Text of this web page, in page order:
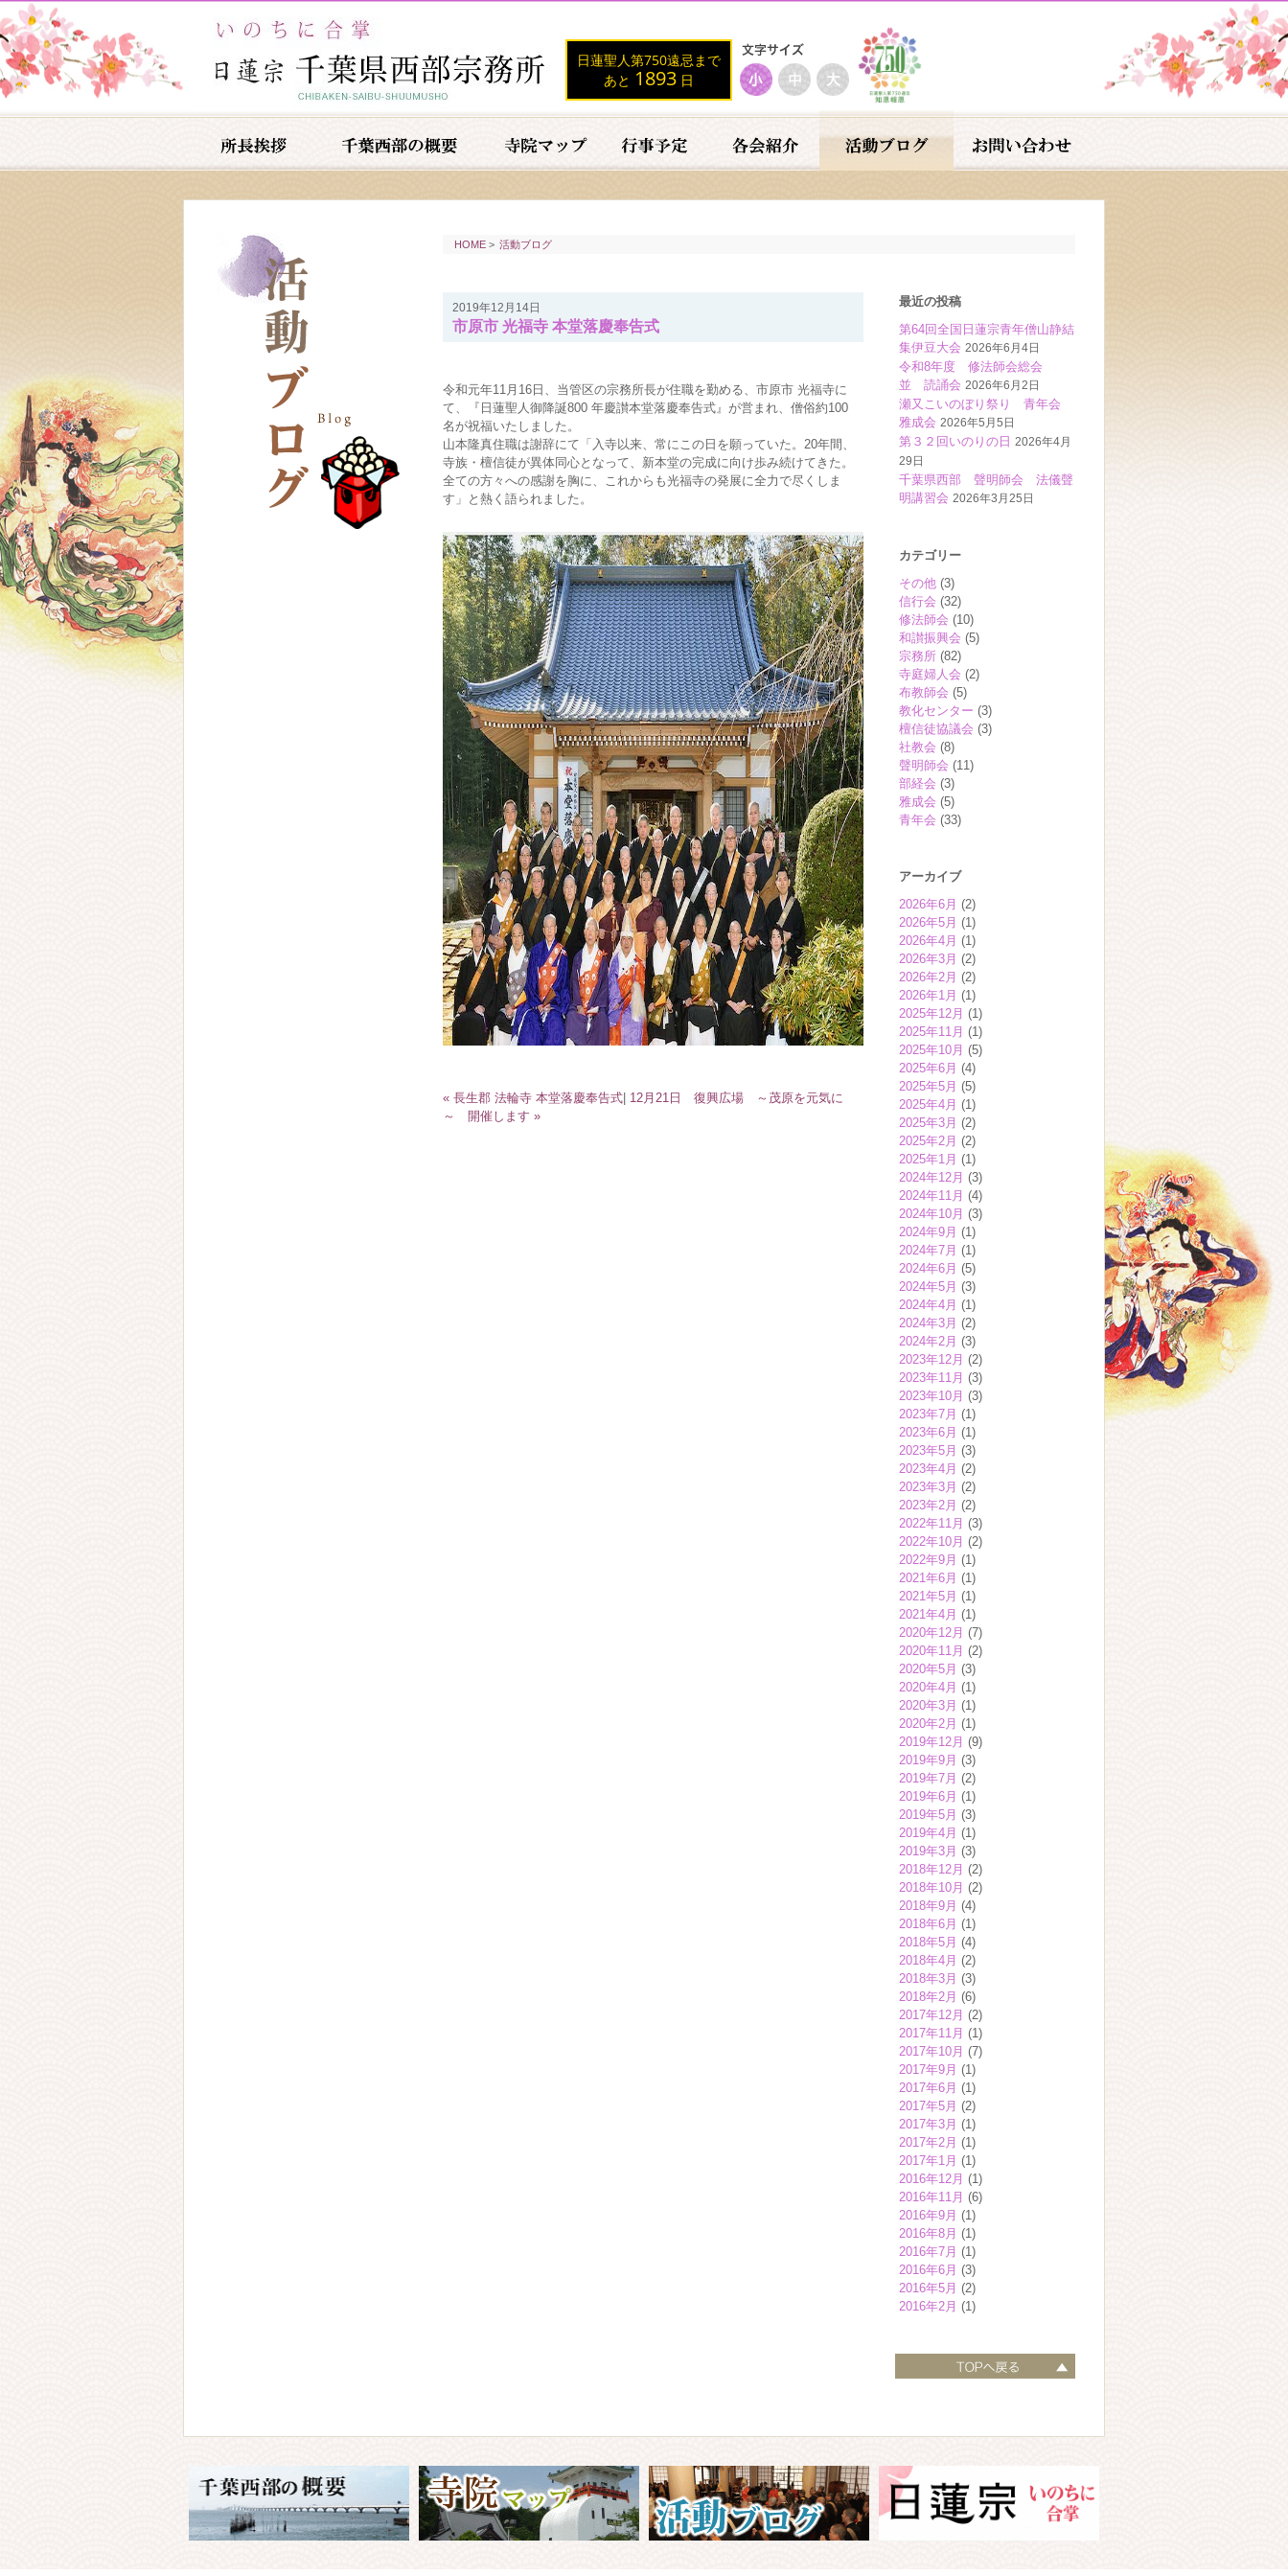
日蓮聖人第750遠忌まで
あと 1893 日
HOME > 活動ブログ
最近の投稿
第64回全国日蓮宗青年僧山静結
集伊豆大会 2026年6月4日
令和8年度 修法師会総会
並 読誦会 2026年6月2日
瀬又こいのぼり祭り 青年会
雅成会 2026年5月5日
第３２回いのりの日 2026年4月
29日
千葉県西部 聲明師会 法儀聲
明講習会 2026年3月25日
カテゴリー
その他 (3)
信行会 (32)
修法師会 (10)
和讃振興会 (5)
宗務所 (82)
寺庭婦人会 (2)
布教師会 (5)
教化センター (3)
檀信徒協議会 (3)
社教会 (8)
聲明師会 (11)
部経会 (3)
雅成会 (5)
青年会 (33)
アーカイブ
2026年6月 (2)
2026年5月 (1)
2026年4月 (1)
2026年3月 (2)
2026年2月 (2)
2026年1月 (1)
2025年12月 (1)
2025年11月 (1)
2025年10月 (5)
2025年6月 (4)
2025年5月 (5)
2025年4月 (1)
2025年3月 (2)
2025年2月 (2)
2025年1月 (1)
2024年12月 (3)
2024年11月 (4)
2024年10月 (3)
2024年9月 (1)
2024年7月 (1)
2024年6月 (5)
2024年5月 (3)
2024年4月 (1)
2024年3月 (2)
2024年2月 (3)
2023年12月 (2)
2023年11月 (3)
2023年10月 (3)
2023年7月 (1)
2023年6月 (1)
2023年5月 (3)
2023年4月 (2)
2023年3月 (2)
2023年2月 (2)
2022年11月 (3)
2022年10月 (2)
2022年9月 (1)
2021年6月 (1)
2021年5月 (1)
2021年4月 (1)
2020年12月 (7)
2020年11月 (2)
2020年5月 (3)
2020年4月 (1)
2020年3月 (1)
2020年2月 (1)
2019年12月 (9)
2019年9月 (3)
2019年7月 (2)
2019年6月 (1)
2019年5月 (3)
2019年4月 (1)
2019年3月 (3)
2018年12月 (2)
2018年10月 (2)
2018年9月 (4)
2018年6月 (1)
2018年5月 (4)
2018年4月 (2)
2018年3月 (3)
2018年2月 (6)
2017年12月 (2)
2017年11月 (1)
2017年10月 (7)
2017年9月 (1)
2017年6月 (1)
2017年5月 (2)
2017年3月 (1)
2017年2月 (1)
2017年1月 (1)
2016年12月 (1)
2016年11月 (6)
2016年9月 (1)
2016年8月 (1)
2016年7月 (1)
2016年6月 (3)
2016年5月 (2)
2016年2月 (1)
2019年12月14日
市原市 光福寺 本堂落慶奉告式
令和元年11月16日、当管区の宗務所長が住職を勤める、市原市 光福寺に
て、『日蓮聖人御降誕800 年慶讃本堂落慶奉告式』が営まれ、僧俗約100
名が祝福いたしました。
山本隆真住職は謝辞にて「入寺以来、常にこの日を願っていた。20年間、
寺族・檀信徒が異体同心となって、新本堂の完成に向け歩み続けてきた。
全ての方々への感謝を胸に、これからも光福寺の発展に全力で尽くしま
す」と熱く語られました。
« 長生郡 法輪寺 本堂落慶奉告式 12月21日 復興広場 ～茂原を元気に
～ 開催します »